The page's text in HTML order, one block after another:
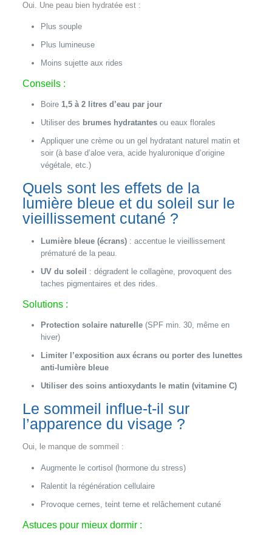
Oui. Une peau bien hydratée est :
Plus souple
Plus lumineuse
Moins sujette aux rides
Conseils :
Boire 1,5 à 2 litres d’eau par jour
Utiliser des brumes hydratantesou eaux florales
Appliquer une crème ou un gel hydratant naturel matin et
soir (à base d’aloe vera, acide hyaluronique d’origine
végétale, etc.)
Quels sont les effets de la
lumière bleue et du soleil sur le
vieillissement cutané ?
Lumière bleue (écrans): accentue le vieillissement
prématuré de la peau.
UV du soleil
: dégradent le collagène, provoquent des
taches pigmentaires et des rides.
Solutions :
Protection solaire naturelle(SPF min. 30, même en
hiver)
Limiter l’exposition aux écrans ou porter des lunettes
anti-lumière bleue
Utiliser des soins antioxydants le matin (vitamine C)
Le sommeil influe-t-il sur
l’apparence du visage ?
Oui, le manque de sommeil :
Augmente le cortisol (hormone du stress)
Ralentit la régénération cellulaire
Provoque cernes, teint terne et relâchement cutané
Astuces pour mieux dormir :